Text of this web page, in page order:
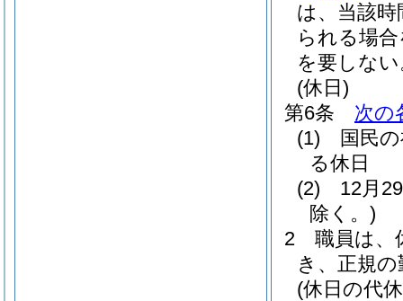
は、当該
られる場
を要しな
(休日)
第6条
次の
(1)
国民
る休日
(2)
12月
除く。)
2
職員は、
き、正規
(休日の代